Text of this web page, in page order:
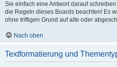
Sie einfach eine Antwort darauf
die Regeln dieses Boards beachten! Es
ohne triftigen Grund auf alte oder
Nach oben
Textformatierung und